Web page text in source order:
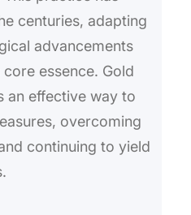
centuries, adapting
advancements
essence. Gold
an effective way to
overcoming
continuing to yield